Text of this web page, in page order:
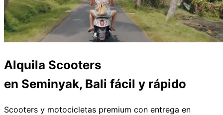
Alquila Scooters
en Seminyak, Bali fácil y rápido
Scooters y motocicletas premium con entrega en